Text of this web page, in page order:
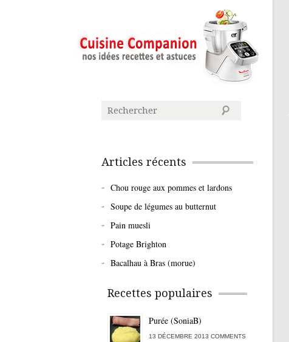
Articles récents
Chou rouge aux pommes et lardons
Soupe de légumes au butternut
Pain muesli
Potage Brighton
Bacalhau à Bras (morue)
Recettes populaires
Purée (SoniaB)
13 DÉCEMBRE 2013 COMMENTS